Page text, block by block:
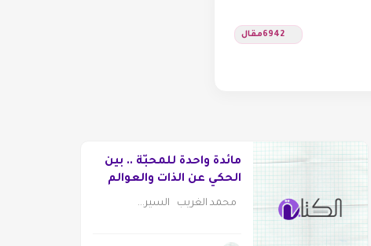
6942مقال
مائدةٌ واحدة للمحبّة .. بين
الحكي عن الذات والعوالم
التخييلية
محمد الغريب السير...